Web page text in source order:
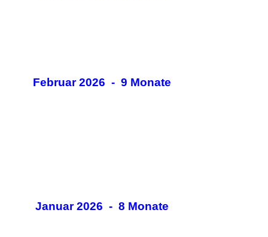
Februar 2026 - 9 Monate
Januar 2026 - 8 Monate